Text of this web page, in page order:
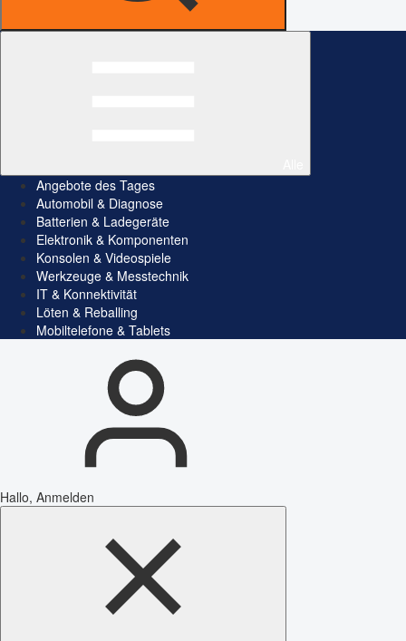
Angebote des Tages
Automobil & Diagnose
Batterien & Ladegeräte
Elektronik & Komponenten
Konsolen & Videospiele
Werkzeuge & Messtechnik
IT & Konnektivität
Löten & Reballing
Mobiltelefone & Tablets
Hallo, Anmelden